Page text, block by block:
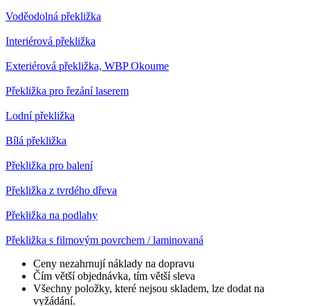
Voděodolná překližka
Interiérová překližka
Exteriérová překližka, WBP Okoume
Překližka pro řezání laserem
Lodní překližka
Bílá překližka
Překližka pro balení
Překližka z tvrdého dřeva
Překližka na podlahy
Překližka s filmovým povrchem / laminovaná
Ceny nezahrnují náklady na dopravu
Čím větší objednávka, tím větší sleva
Všechny položky, které nejsou skladem, lze dodat na
vyžádání.